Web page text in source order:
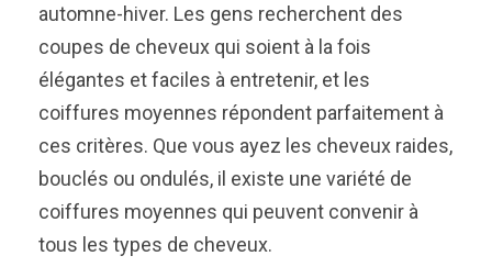
automne-hiver. Les gens recherchent des
coupes de cheveux qui soient à la fois
élégantes et faciles à entretenir, et les
coiffures moyennes répondent parfaitement à
ces critères. Que vous ayez les cheveux raides,
bouclés ou ondulés, il existe une variété de
coiffures moyennes qui peuvent convenir à
tous les types de cheveux.